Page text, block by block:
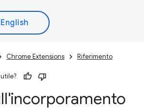
Chrome Extensions Riferimento